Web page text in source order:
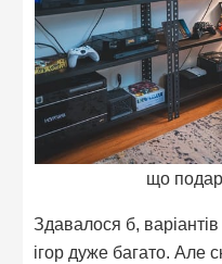
що
Здавалося б,
ігор дуже багато. Але